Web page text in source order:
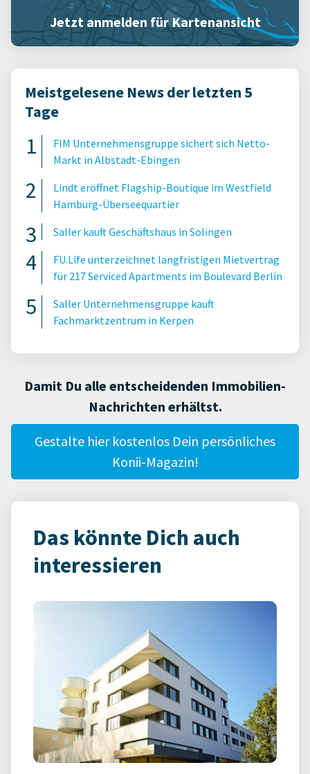
Jetzt anmelden für Kartenansicht
Meistgelesene News der letzten 5
Tage
FIM Unternehmensgruppe sichert sich Netto-
Markt in Albstadt-Ebingen
Lindt eröffnet Flagship-Boutique im Westfield
Hamburg-Überseequartier
Saller kauft Geschäftshaus in Solingen
FU.Life unterzeichnet langfristigen Mietvertrag
für 217 Serviced Apartments im Boulevard Berlin
Saller Unternehmensgruppe kauft
Fachmarktzentrum in Kerpen
Damit Du alle entscheidenden Immobilien-
Nachrichten erhältst.
Gestalte hier kostenlos Dein persönliches
Konii-Magazin!
Das könnte Dich auch
interessieren